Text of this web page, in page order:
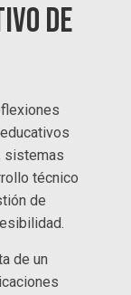
de
sistemas
técnico
de
de un